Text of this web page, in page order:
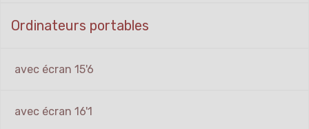
Ordinateurs portables
avec écran 15'6
avec écran 16'1